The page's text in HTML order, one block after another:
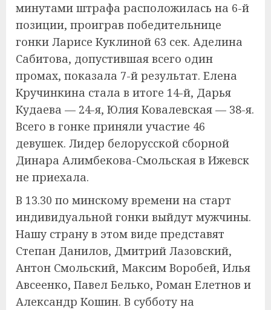
минутами штрафа расположилась на 6-й
позиции, проиграв победительнице
гонки Ларисе Куклиной 63 сек. Аделина
Сабитова, допустившая всего один
промах, показала 7-й результат. Елена
Кручинкина стала в итоге 14-й, Дарья
Кудаева — 24-я, Юлия Ковалевская — 38-я.
Всего в гонке приняли участие 46
девушек. Лидер белорусской сборной
Динара Алимбекова-Смольская в Ижевск
не приехала.
В 13.30 по минскому времени на старт
индивидуальной гонки выйдут мужчины.
Нашу страну в этом виде представят
Степан Данилов, Дмитрий Лазовский,
Антон Смольский, Максим Воробей, Илья
Авсеенко, Павел Белько, Роман Елетнов и
Александр Кошин. В субботу на